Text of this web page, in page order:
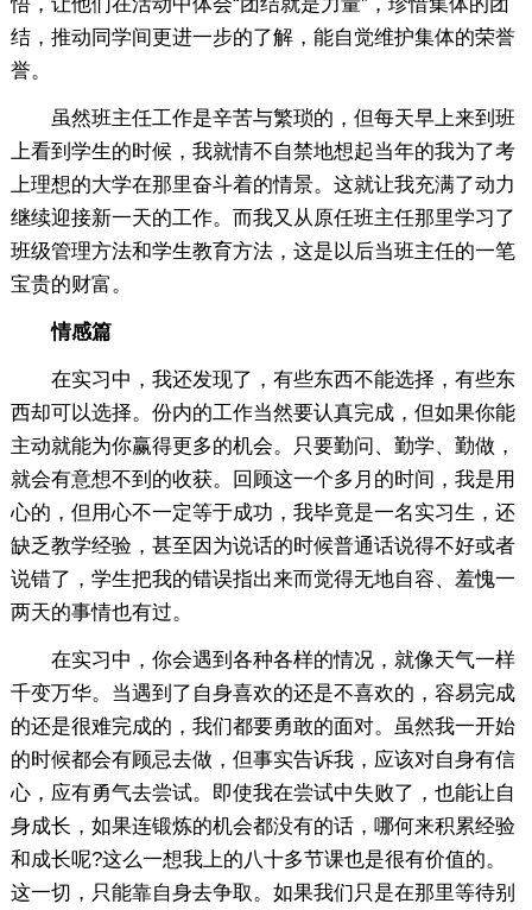
结，推动同学间更进一步的了解，能自觉维护集体的荣誉
誉。
虽然班主任工作是辛苦与繁琐的，但每天早上来到班
上看到学生的时候，我就情不自禁地想起当年的我为了考
上理想的大学在那里奋斗着的情景。这就让我充满了动力
继续迎接新一天的工作。而我又从原任班主任那里学习了
班级管理方法和学生教育方法，这是以后当班主任的一笔
宝贵的财富。
情感篇
在实习中，我还发现了，有些东西不能选择，有些东
西却可以选择。份内的工作当然要认真完成，但如果你能
主动就能为你赢得更多的机会。只要勤问、勤学、勤做，
就会有意想不到的收获。回顾这一个多月的时间，我是用
心的，但用心不一定等于成功，我毕竟是一名实习生，还
缺乏教学经验，甚至因为说话的时候普通话说得不好或者
说错了，学生把我的错误指出来而觉得无地自容、羞愧一
两天的事情也有过。
在实习中，你会遇到各种各样的情况，就像天气一样
千变万华。当遇到了自身喜欢的还是不喜欢的，容易完成
的还是很难完成的，我们都要勇敢的面对。虽然我一开始
的时候都会有顾忌去做，但事实告诉我，应该对自身有信
心，应有勇气去尝试。即使我在尝试中失败了，也能让自
身成长，如果连锻炼的机会都没有的话，哪何来积累经验
和成长呢?这么一想我上的八十多节课也是很有价值的。
这一切，只能靠自身去争取。如果我们只是在那里等待别